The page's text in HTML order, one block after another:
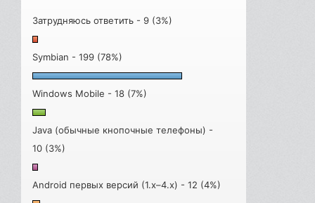
Затрудняюсь ответить - 9 (3%)
Symbian - 199 (78%)
Windows Mobile - 18 (7%)
Java (обычные кнопочные телефоны) -
10 (3%)
Android первых версий (1.x–4.x) - 12 (4%)